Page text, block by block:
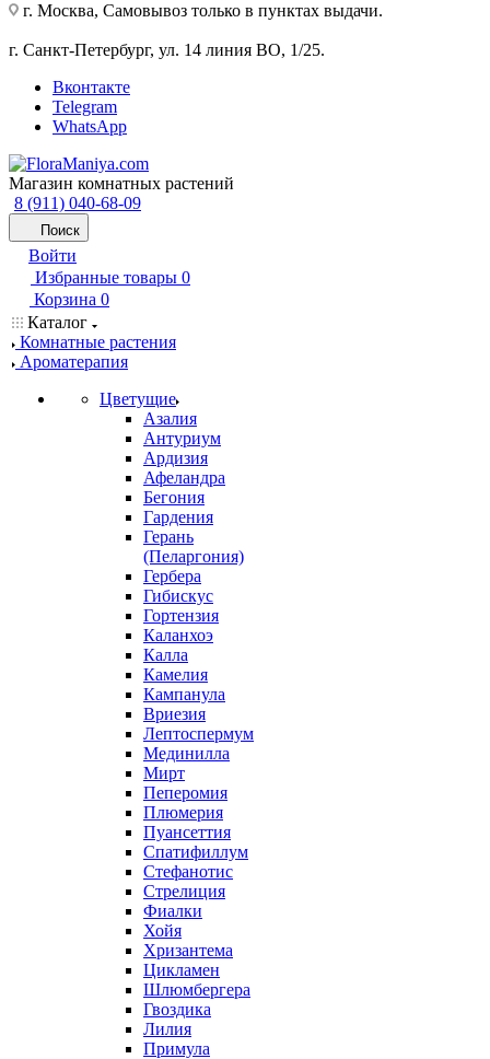
г. Москва, Самовывоз только в пунктах выдачи.
г. Санкт-Петербург, ул. 14 линия ВО, 1/25.
Вконтакте
Telegram
WhatsApp
Магазин комнатных растений
8 (911) 040-68-09
Поиск
Войти
Избранные товары 0
Корзина 0
Каталог
Комнатные растения
Ароматерапия
Цветущие
Азалия
Антуриум
Ардизия
Афеландра
Бегония
Гардения
Герань
(Пеларгония)
Гербера
Гибискус
Гортензия
Каланхоэ
Калла
Камелия
Кампанула
Вриезия
Лептоспермум
Мединилла
Мирт
Пеперомия
Плюмерия
Пуансеттия
Спатифиллум
Стефанотис
Стрелиция
Фиалки
Хойя
Хризантема
Цикламен
Шлюмбергера
Гвоздика
Лилия
Примула